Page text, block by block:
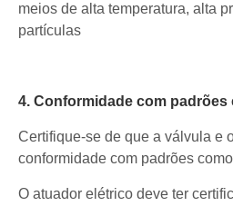
meios de alta temperatura, alta
partículas
4. Conformidade com padrões
Certifique-se de que a válvula e
conformidade com padrões
O atuador elétrico deve ter